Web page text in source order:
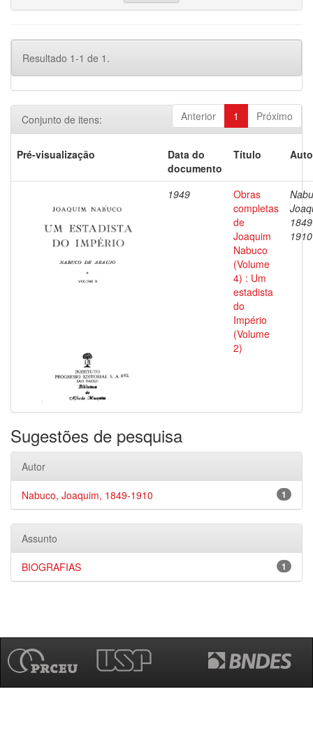
Resultado 1-1 de 1.
Anterior 1 Próximo
Conjunto de itens:
Pré-visualização
Data do
documento
Título
1949
Obras
completas
de
Joaquim
Nabuco
(Volume
4) : Um
estadista
do
Império
(Volume
2)
1910
Sugestões de pesquisa
Autor
1
Nabuco, Joaquim, 1849-1910
Assunto
1
BIOGRAFIAS